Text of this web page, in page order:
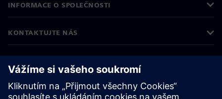
INFORMACE O SPOLEČNOSTI
KONTAKTUJTE NÁS